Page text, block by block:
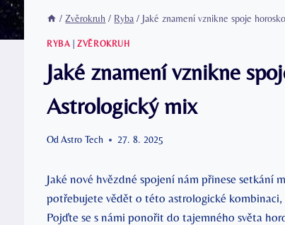
/ Zvěrokruh / Ryba / Jaké znamení vznikne spoje
RYBA |ZVĚROKRUH
Jaké znamení vznikne
Astrologický mix
OdAstro Tech 27. 8. 2025
Jaké nové hvězdné spojení nám přinese setkání
potřebujete vědět o této astrologické
Pojďte se s námi ponořit do tajemného světa